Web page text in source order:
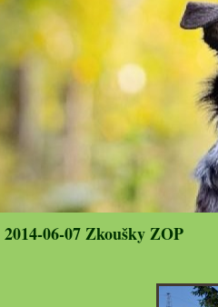
2014-06-07 Zkoušky ZOP